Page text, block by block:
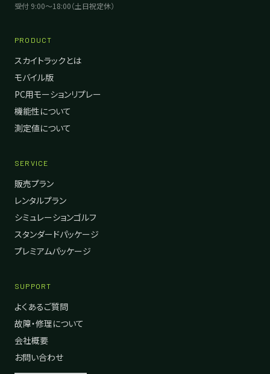
受付 9:00〜18:00（土日祝定休）
PRODUCT
スカイトラックとは
モバイル版
PC用モーションリプレー
機能性について
測定値について
SERVICE
販売プラン
レンタルプラン
シミュレーションゴルフ
スタンダードパッケージ
プレミアムパッケージ
SUPPORT
よくあるご質問
故障・修理について
会社概要
お問い合わせ